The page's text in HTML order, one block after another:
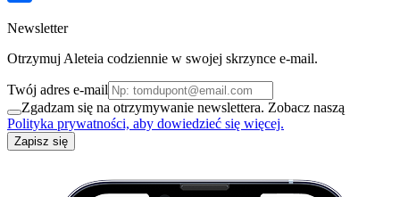
Newsletter
Otrzymuj Aleteia codziennie w swojej skrzynce e-mail.
Twój adres e-mail
Zgadzam się na otrzymywanie newslettera. Zobacz naszą
Polityka prywatności, aby dowiedzieć się więcej.
Zapisz się